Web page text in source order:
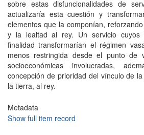
sobre estas disfuncionalidades de
actualizaría esta cuestión y
elementos que la componían,
y la lealtad al rey. Un servicio cuyos
finalidad transformarían el régimen
menos restringida desde el punto de
socioeconómicas involucradas,
concepción de prioridad del vínculo de
la tierra, al rey.
Metadata
Show full item record